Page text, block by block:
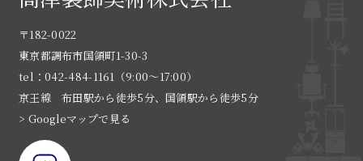
〒182-0022
東京都調布市国領町1-30-3
tel：042-484-1161（9:00〜17:00）
京王線 布田駅から徒歩5分、国領駅から徒歩5分
> Googleマップで見る